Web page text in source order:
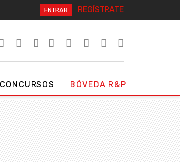
ENTRAR REGÍSTRATE
CONCURSOS BÓVEDA R&P